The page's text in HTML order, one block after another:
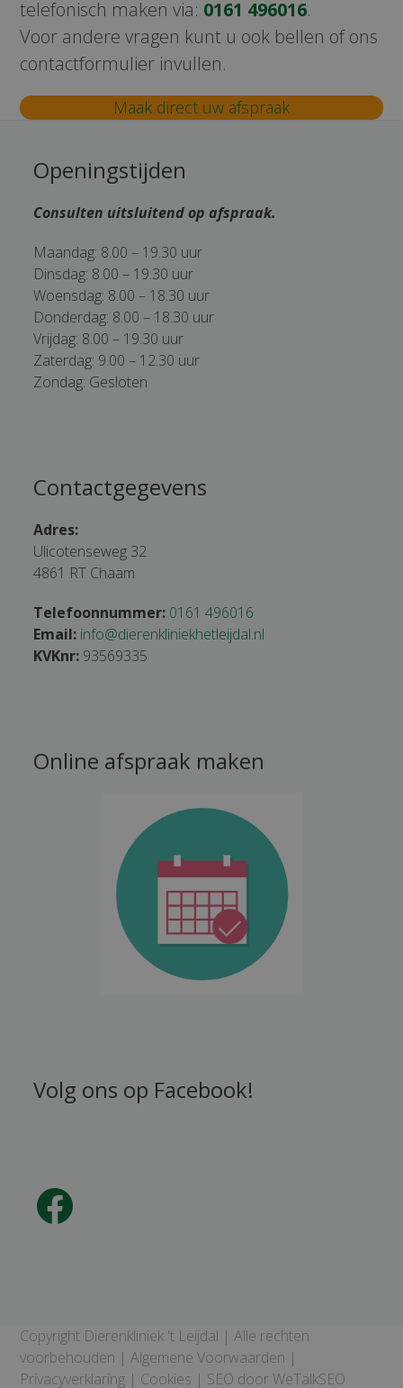
telefonisch maken via: 0161 496016.
Voor andere vragen kunt u ook bellen of ons
contactformulier invullen.
Maak direct uw afspraak
Openingstijden
Consulten uitsluitend op afspraak.
Maandag: 8.00 – 19.30 uur
Dinsdag: 8.00 – 19.30 uur
Woensdag: 8.00 – 18.30 uur
Donderdag: 8.00 – 18.30 uur
Vrijdag: 8.00 – 19.30 uur
Zaterdag: 9.00 – 12.30 uur
Zondag: Gesloten
Contactgegevens
Adres:
Ulicotenseweg 32
4861 RT Chaam
Telefoonnummer: 0161 496016
Email: info@dierenkliniekhetleijdal.nl
KVKnr: 93569335
Online afspraak maken
Volg ons op Facebook!
Facebook
Copyright Dierenkliniek 't Leijdal | Alle rechten
voorbehouden |Algemene Voorwaarden |
Privacyverklaring | Cookies | SEO doorWeTalkSEO